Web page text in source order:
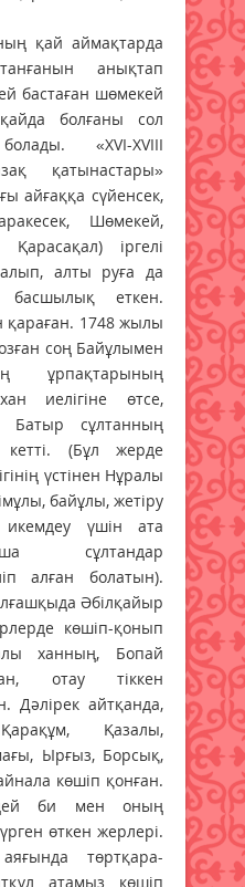
қай аймақтарда
анықтап
бастаған шөмекей
болғаны сол
«XVI-XVIII
қатынастары»
айғаққа сүйенсек,
Шөмекей,
іргелі
алты руға да
басшылық еткен.
қараған. 1748 жылы
соң Байұлымен
ұрпақтарының
иелігіне өтсе,
Батыр сұлтанның
(Бұл жерде
үстінен Нұралы
байұлы, жетіру
икемдеу үшін ата
сұлтандар
алған болатын).
Әбілқайыр
көшіп-қонып
ханның, Бопай
отау тіккен
Дәлірек айтқанда,
Қазалы,
Ырғыз, Борсық,
көшіп қонған.
би мен оның
өткен жерлері.
төртқара-
атамыз көшіп